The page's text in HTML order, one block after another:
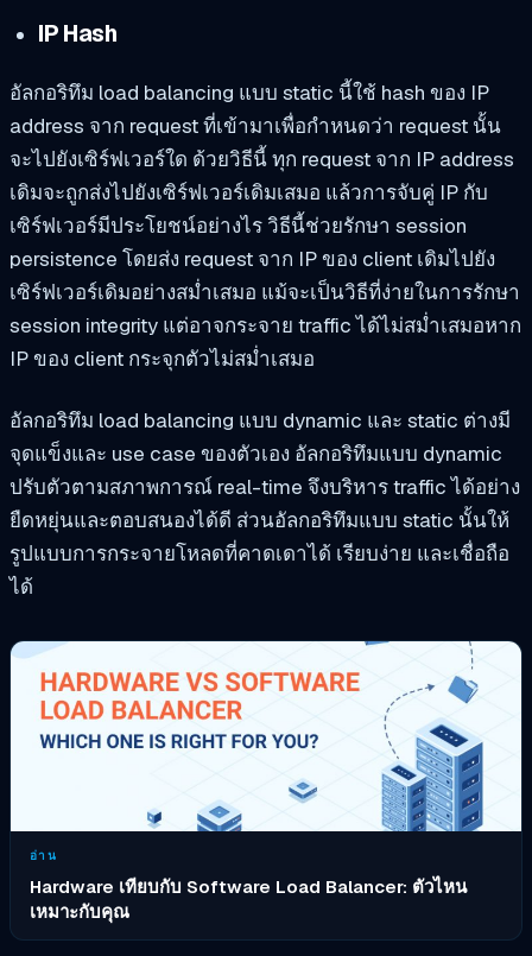
IP Hash
อัลกอริทึม load balancing แบบ static นี้ใช้ hash ของ IP
address จาก request ที่เข้ามาเพื่อกำหนดว่า request นั้น
จะไปยังเซิร์ฟเวอร์ใด ด้วยวิธีนี้ ทุก request จาก IP address
เดิมจะถูกส่งไปยังเซิร์ฟเวอร์เดิมเสมอ แล้วการจับคู่ IP กับ
เซิร์ฟเวอร์มีประโยชน์อย่างไร วิธีนี้ช่วยรักษา session
persistence โดยส่ง request จาก IP ของ client เดิมไปยัง
เซิร์ฟเวอร์เดิมอย่างสม่ำเสมอ แม้จะเป็นวิธีที่ง่ายในการรักษา
session integrity แต่อาจกระจาย traffic ได้ไม่สม่ำเสมอหาก
IP ของ client กระจุกตัวไม่สม่ำเสมอ
อัลกอริทึม load balancing แบบ dynamic และ static ต่างมี
จุดแข็งและ use case ของตัวเอง อัลกอริทึมแบบ dynamic
ปรับตัวตามสภาพการณ์ real-time จึงบริหาร traffic ได้อย่าง
ยืดหยุ่นและตอบสนองได้ดี ส่วนอัลกอริทึมแบบ static นั้นให้
รูปแบบการกระจายโหลดที่คาดเดาได้ เรียบง่าย และเชื่อถือ
ได้
อ่าน
Hardware เทียบกับ Software Load Balancer: ตัวไหน
เหมาะกับคุณ